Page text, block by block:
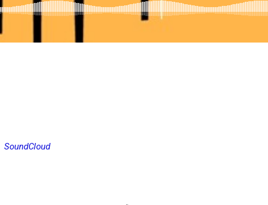
SoundCloud